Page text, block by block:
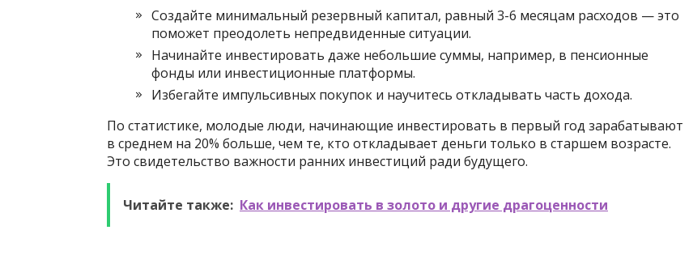
Создайте минимальный резервный капитал, равный 3-6 месяцам расходов — это
поможет преодолеть непредвиденные ситуации.
Начинайте инвестировать даже небольшие суммы, например, в пенсионные
фонды или инвестиционные платформы.
Избегайте импульсивных покупок и научитесь откладывать часть дохода.
По статистике, молодые люди, начинающие инвестировать в первый год зарабатывают
в среднем на 20% больше, чем те, кто откладывает деньги только в старшем возрасте.
Это свидетельство важности ранних инвестиций ради будущего.
Читайте также: Как инвестировать в золото и другие драгоценности